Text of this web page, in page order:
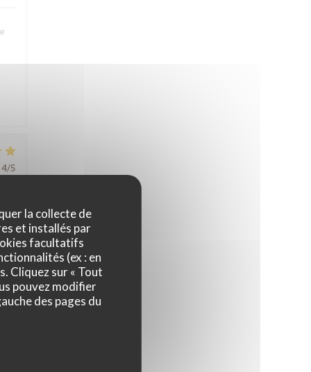
la collecte de
et installés par
facultatifs
(ex : en
Cliquez sur « Tout
pouvez modifier
des pages du
4/5
5/5